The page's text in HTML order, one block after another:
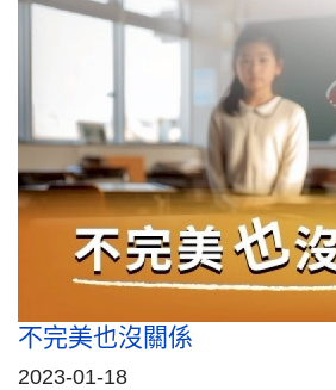
不完美也沒關係
2023-01-18